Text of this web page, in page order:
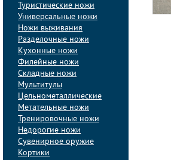
Туристические ножи
Универсальные ножи
Ножи выживания
Разделочные ножи
Кухонные ножи
Филейные ножи
Складные ножи
Мультитулы
Цельнометаллические
Метательные ножи
Тренировочные ножи
Недорогие ножи
Сувенирное оружие
Кортики